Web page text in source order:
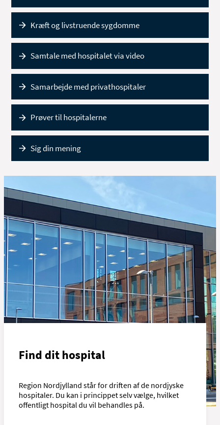
Kræft og livstruende sygdomme
Samtale med hospitalet via video
Samarbejde med privathospitaler
Prøver til hospitalerne
Sig din mening
Find dit hospital
Region Nordjylland står for driften af de nordjyske
hospitaler. Du kan i princippet selv vælge, hvilket
offentligt hospital du vil behandles på.